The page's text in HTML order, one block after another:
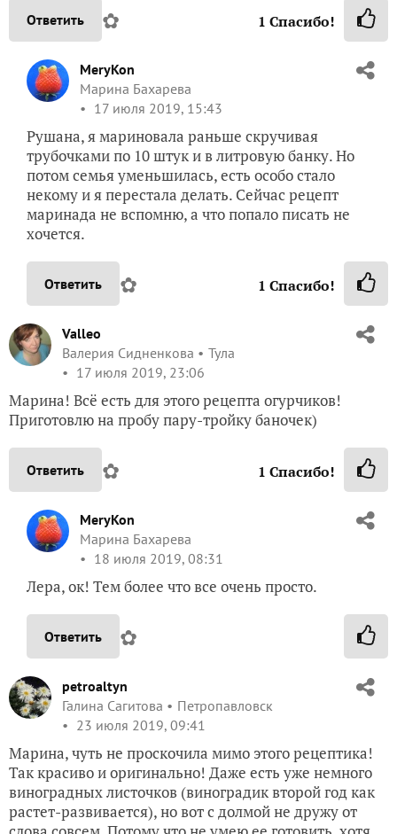
Ответить ✿ 1 Спасибо!
MeryKon
Марина Бахарева
17 июля 2019, 15:43
Рушана, я мариновала раньше скручивая
трубочками по 10 штук и в литровую банку. Но
потом семья уменьшилась, есть особо стало
некому и я перестала делать. Сейчас рецепт
маринада не вспомню, а что попало писать не
хочется.
Ответить ✿ 1 Спасибо!
Valleo
Валерия Сидненкова
Тула
17 июля 2019, 23:06
Марина! Всё есть для этого рецепта огурчиков!
Приготовлю на пробу пару-тройку баночек)
Ответить ✿ 1 Спасибо!
MeryKon
Марина Бахарева
18 июля 2019, 08:31
Лера, ок! Тем более что все очень просто.
Ответить ✿
petroaltyn
Галина Сагитова
Петропавловск
23 июля 2019, 09:41
Марина, чуть не проскочила мимо этого рецептика!
Так красиво и оригинально! Даже есть уже немного
виноградных листочков (виноградик второй год как
растет-развивается), но вот с долмой не дружу от